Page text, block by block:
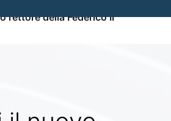
rettore della Federico II